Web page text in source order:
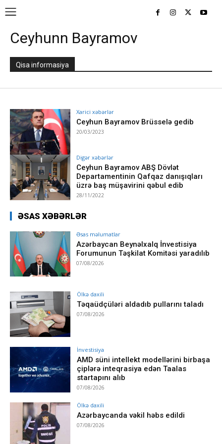
Ceyhunn Bayramov
Qisa informasiya
Xarici xəbərlər
Ceyhun Bayramov Brüsselə gedib
20/03/2023
Digər xəbərlər
Ceyhun Bayramov ABŞ Dövlət
Departamentinin Qafqaz danışıqları
üzrə baş müşavirini qəbul edib
28/11/2022
ƏSAS XƏBƏRLƏR
Əsas məlumatlar
Azərbaycan Beynəlxalq İnvestisiya
Forumunun Təşkilat Komitəsi yaradılıb
07/08/2026
Ölkə daxili
Təqaüdçüləri aldadıb pullarını taladı
07/08/2026
İnvestisiya
AMD süni intellekt modellərini birbaşa
çiplərə inteqrasiya edən Taalas
startapını alıb
07/08/2026
Ölkə daxili
Azərbaycanda vəkil həbs edildi
07/08/2026